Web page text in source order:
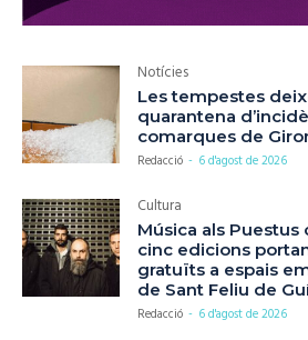
Notícies
Les tempestes
quarantena
comarques de
Redacció - 6 d'agost de 2026
Cultura
Música als Puestus
cinc edicions
gratuïts a espais
de Sant Feliu de
Redacció - 6 d'agost de 2026